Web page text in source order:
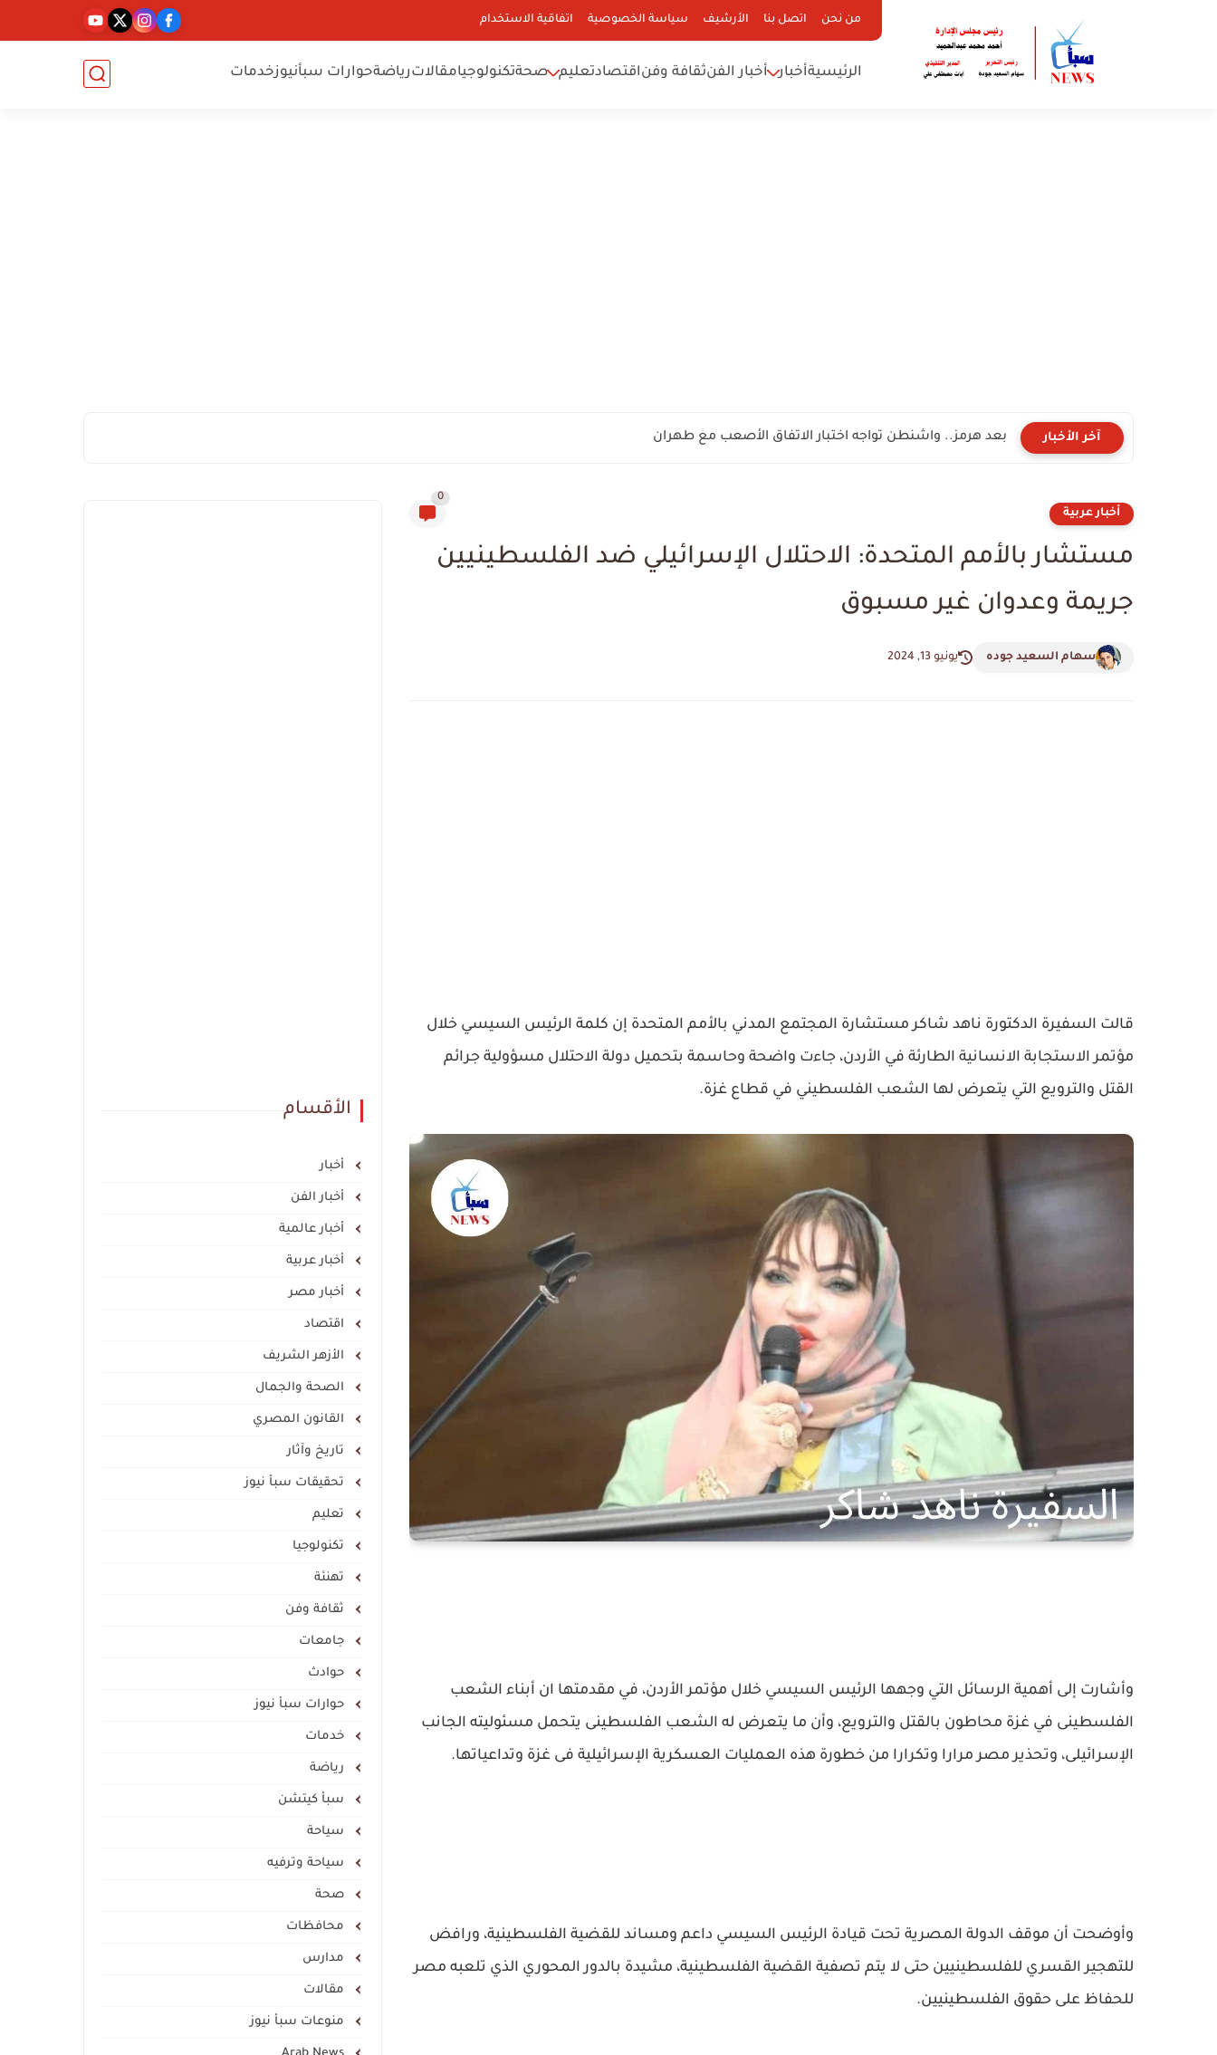
من نحن اتصل بنا الأرشيف سياسة الخصوصية اتفاقية الاستخدام
الرئيسيةأخبار أخبار الفنثقافة وفناقتصادتعليم صحةتكنولوجيامقالاترياضةحوارات سبأنيوزخدمات
آخر الأخبار بعد هرمز.. واشنطن تواجه اختبار الاتفاق الأصعب مع طهران
أخبار عربية
0
مستشار بالأمم المتحدة: الاحتلال الإسرائيلي ضد الفلسطينيين
جريمة وعدوان غير مسبوق
سهام السعيد جوده يونيو 13, 2024
قالت السفيرة الدكتورة ناهد شاكر مستشارة المجتمع المدني بالأمم المتحدة إن كلمة الرئيس السيسي خلال
مؤتمر الاستجابة الانسانية الطارئة في الأردن، جاءت واضحة وحاسمة بتحميل دولة الاحتلال مسؤولية جرائم
القتل والترويع التي يتعرض لها الشعب الفلسطيني في قطاع غزة.
وأشارت إلى أهمية الرسائل التي وجهها الرئيس السيسي خلال مؤتمر الأردن، في مقدمتها ان أبناء الشعب
الفلسطينى في غزة محاطون بالقتل والترويع، وأن ما يتعرض له الشعب الفلسطينى يتحمل مسئوليته الجانب
الإسرائيلى، وتحذير مصر مرارا وتكرارا من خطورة هذه العمليات العسكرية الإسرائيلية فى غزة وتداعياتها.
وأوضحت أن موقف الدولة المصرية تحت قيادة الرئيس السيسي داعم ومساند للقضية الفلسطينية، ورافض
للتهجير القسري للفلسطينيين حتى لا يتم تصفية القضية الفلسطينية، مشيدة بالدور المحوري الذي تلعبه مصر
للحفاظ على حقوق الفلسطينيين.
الأقسام
أخبار
أخبار الفن
أخبار عالمية
أخبار عربية
أخبار مصر
اقتصاد
الأزهر الشريف
الصحة والجمال
القانون المصري
تاريخ وآثار
تحقيقات سبأ نيوز
تعليم
تكنولوجيا
تهنئة
ثقافة وفن
جامعات
حوادث
حوارات سبأ نيوز
خدمات
رياضة
سبأ كيتشن
سياحة
سياحة وترفيه
صحة
محافظات
مدارس
مقالات
منوعات سبأ نيوز